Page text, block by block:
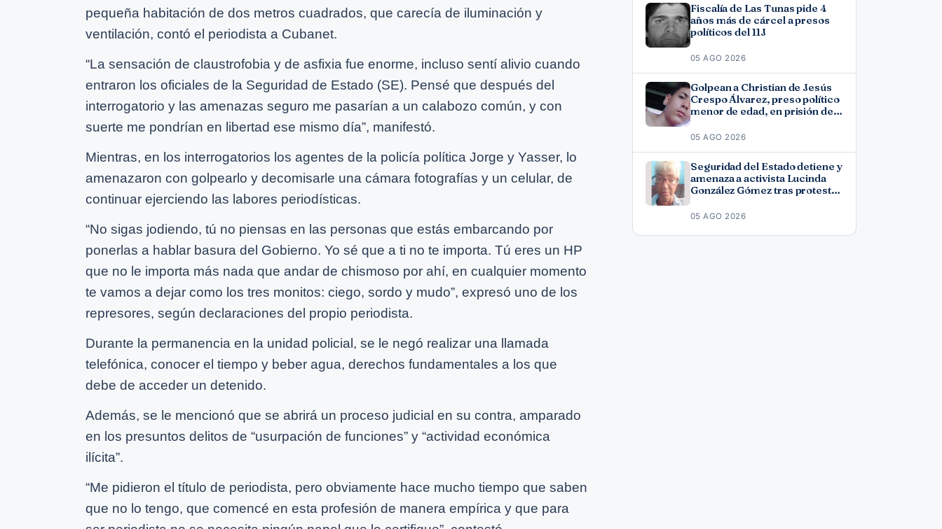
pequeña habitación de dos metros cuadrados, que carecía de iluminación y
ventilación, contó el periodista a Cubanet.
“La sensación de claustrofobia y de asfixia fue enorme, incluso sentí alivio cuando
entraron los oficiales de la Seguridad de Estado (SE). Pensé que después del
interrogatorio y las amenazas seguro me pasarían a un calabozo común, y con
suerte me pondrían en libertad ese mismo día”, manifestó.
Mientras, en los interrogatorios los agentes de la policía política Jorge y Yasser, lo
amenazaron con golpearlo y decomisarle una cámara fotografías y un celular, de
continuar ejerciendo las labores periodísticas.
“No sigas jodiendo, tú no piensas en las personas que estás embarcando por
ponerlas a hablar basura del Gobierno. Yo sé que a ti no te importa. Tú eres un HP
que no le importa más nada que andar de chismoso por ahí, en cualquier momento
te vamos a dejar como los tres monitos: ciego, sordo y mudo”, expresó uno de los
represores, según declaraciones del propio periodista.
Durante la permanencia en la unidad policial, se le negó realizar una llamada
telefónica, conocer el tiempo y beber agua, derechos fundamentales a los que
debe de acceder un detenido.
Además, se le mencionó que se abrirá un proceso judicial en su contra, amparado
en los presuntos delitos de “usurpación de funciones” y “actividad económica
ilícita”.
“Me pidieron el título de periodista, pero obviamente hace mucho tiempo que saben
que no lo tengo, que comencé en esta profesión de manera empírica y que para
Fiscalía de Las Tunas pide 4
años más de cárcel a presos
políticos del 11J
05 AGO 2026
Golpean a Christian de Jesús
Crespo Álvarez, preso político
menor de edad, en prisión de
05 AGO 2026
Seguridad del Estado detiene y
amenaza a activista Lucinda
González Gómez tras protesta
05 AGO 2026